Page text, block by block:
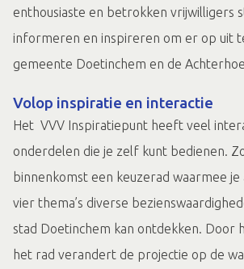
enthousiaste en betrokken vrijwilligers
informeren en inspireren om er op uit
gemeente Doetinchem en de
Volop inspiratie en interactie
Het VVV Inspiratiepunt heeft veel
onderdelen die je zelf kunt bedienen.
binnenkomst een keuzerad waarmee je
vier thema’s diverse
stad Doetinchem kan ontdekken. Door
het rad verandert de projectie op de